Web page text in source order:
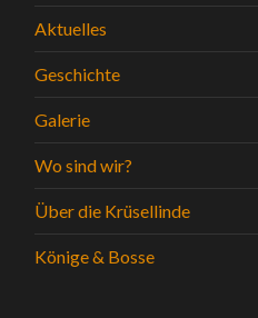
Aktuelles
Geschichte
Galerie
Wo sind wir?
Über die Krüsellinde
Könige & Bosse